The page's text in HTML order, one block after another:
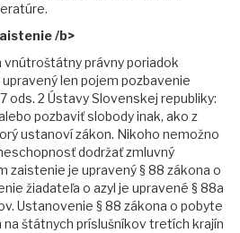
/b>
vnútroštátny právny poriadok
upravený len pojem pozbavenie
ods. 2 Ústavy Slovenskej republiky:
pozbaviť slobody inak, ako z
ustanoví zákon. Nikoho nemožno
dodržať zmluvný
zaistenie je upravený § 88 zákona o
žiadateľa o azyl je upravené § 88a
Ustanovenie § 88 zákona o pobyte
na štátnych príslušníkov tretích krajín